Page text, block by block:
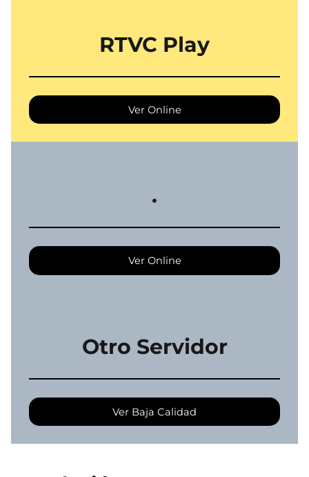
RTVC Play
Ver Online
.
Ver Online
Otro Servidor
Ver Baja Calidad